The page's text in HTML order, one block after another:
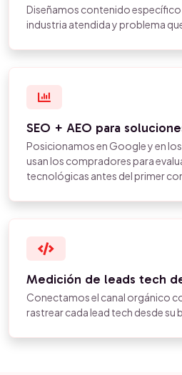
Diseñamos contenido
industria atendida y problema
SEO + AEO para
Posicionamos en Google y en
usan los compradores para
tecnológicas antes del primer
Medición de leads tech
Conectamos el canal orgánico
rastrear cada lead tech desde su